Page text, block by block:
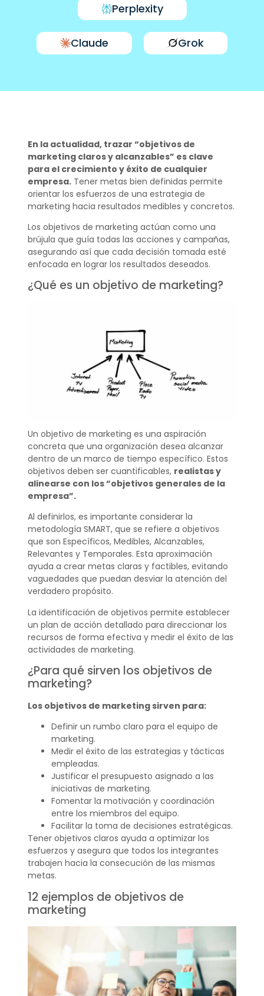
Perplexity
Claude Grok
En la actualidad, trazar “objetivos de
marketing claros y alcanzables” es clave
para el crecimiento y éxito de cualquier
empresa.Tener metas bien definidas permite
orientar los esfuerzos de una estrategia de
marketing hacia resultados medibles y concretos.
Los objetivos de marketing actúan como una
brújula que guía todas las acciones y campañas,
asegurando así que cada decisión tomada esté
enfocada en lograr los resultados deseados.
¿Qué es un objetivo de marketing?
Un objetivo de marketing es una aspiración
concreta que una organización desea alcanzar
dentro de un marco de tiempo específico. Estos
objetivos deben ser cuantificables, realistas y
alinearse con los “objetivos generales de la
empresa”.
Al definirlos, es importante considerar la
metodología SMART, que se refiere a objetivos
que son Específicos, Medibles, Alcanzables,
Relevantes y Temporales. Esta aproximación
ayuda a crear metas claras y factibles, evitando
vaguedades que puedan desviar la atención del
verdadero propósito.
La identificación de objetivos permite establecer
un plan de acción detallado para direccionar los
recursos de forma efectiva y medir el éxito de las
actividades de marketing.
¿Para qué sirven los objetivos de
marketing?
Los objetivos de marketing sirven para:
Definir un rumbo claro para el equipo de
marketing.
Medir el éxito de las estrategias y tácticas
empleadas.
Justificar el presupuesto asignado a las
iniciativas de marketing.
Fomentar la motivación y coordinación
entre los miembros del equipo.
Facilitar la toma de decisiones estratégicas.
Tener objetivos claros ayuda a optimizar los
esfuerzos y asegura que todos los integrantes
trabajen hacia la consecución de las mismas
metas.
12 ejemplos de objetivos de
marketing